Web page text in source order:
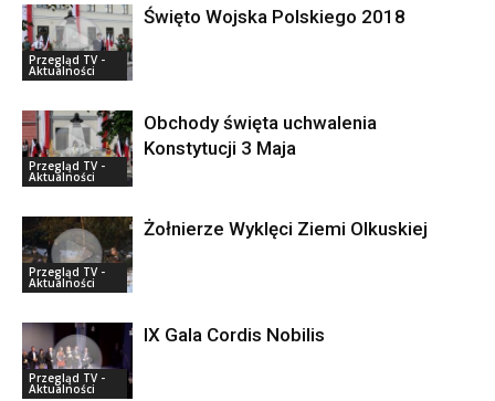
Przegląd TV -
Aktualności
Święto Wojska Polskiego 2018
Przegląd TV -
Aktualności
Obchody święta uchwalenia
Konstytucji 3 Maja
Przegląd TV -
Aktualności
Żołnierze Wyklęci Ziemi Olkuskiej
Przegląd TV -
Aktualności
IX Gala Cordis Nobilis